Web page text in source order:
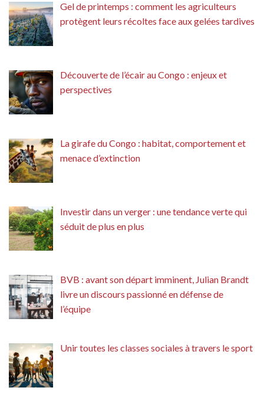
Gel de printemps : comment les agriculteurs
protègent leurs récoltes face aux gelées tardives
Découverte de l’écair au Congo : enjeux et
perspectives
La girafe du Congo : habitat, comportement et
menace d’extinction
Investir dans un verger : une tendance verte qui
séduit de plus en plus
BVB : avant son départ imminent, Julian Brandt
livre un discours passionné en défense de
l’équipe
Unir toutes les classes sociales à travers le sport